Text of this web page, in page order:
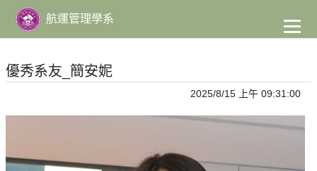
主
要
容
航運管理學系
優秀系友_簡安妮
2025/8/15 上午 09:31:00